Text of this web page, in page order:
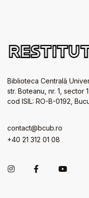
Biblioteca Centrală
str. Boteanu, nr. 1, sector
cod ISIL: RO-B-0192,
contact@bcub.ro
+40 21 312 01 08